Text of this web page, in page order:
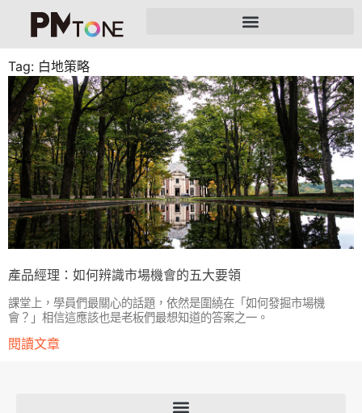
Tag: 白地策略
產品經理：如何辨識市場機會的五大要領
課堂上，學員們最關心的話題，依然是圍繞在「如何發掘市場機
會？」相信這應該也是老板們最想知道的答案之一。
閱讀文章